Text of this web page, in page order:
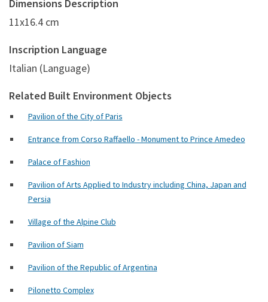
Dimensions Description
11x16.4 cm
Inscription Language
Italian (Language)
Related Built Environment Objects
Pavilion of the City of Paris
Entrance from Corso Raffaello - Monument to Prince Amedeo
Palace of Fashion
Pavilion of Arts Applied to Industry including China, Japan and
Persia
Village of the Alpine Club
Pavilion of Siam
Pavilion of the Republic of Argentina
Pilonetto Complex